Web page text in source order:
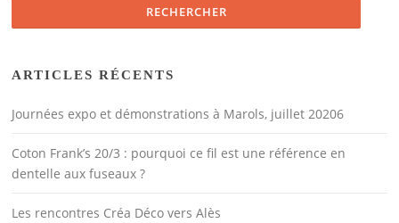
ARTICLES RÉCENTS
Journées expo et démonstrations à Marols, juillet 20206
Coton Frank’s 20/3 : pourquoi ce fil est une référence en
dentelle aux fuseaux ?
Les rencontres Créa Déco vers Alès